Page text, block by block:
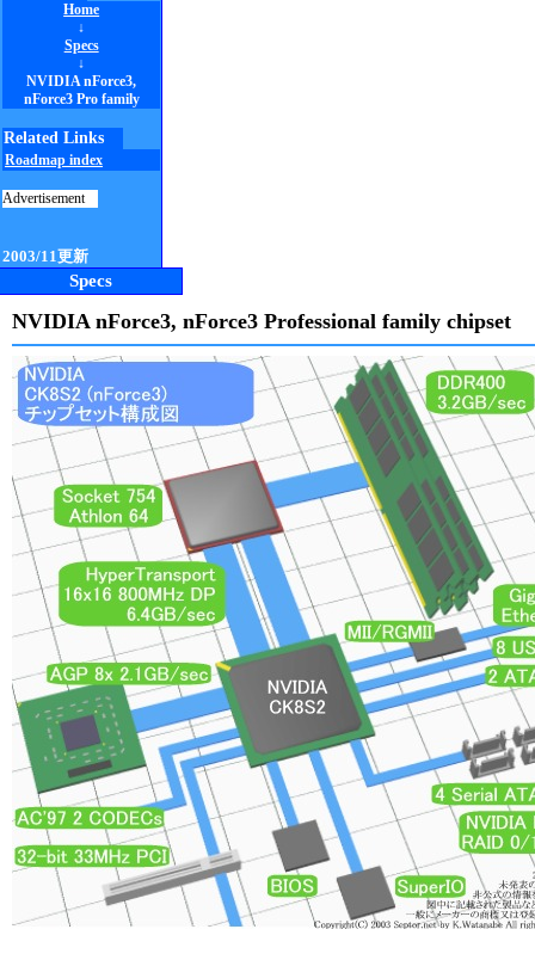
Home
↓
Specs
↓
NVIDIA nForce3,
nForce3 Pro family
Related Links
Roadmap index
Advertisement
2003/11更新
Specs
NVIDIA nForce3, nForce3 Professional family chipset